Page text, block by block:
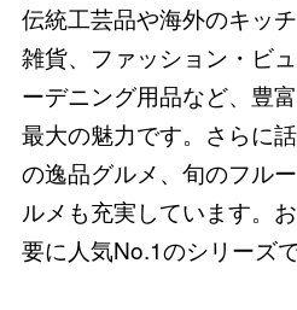
伝統工芸品や海外のキッ
雑貨、ファッション・ビ
ーデニング用品など、豊
最大の魅力です。さらに
の逸品グルメ、旬のフル
ルメも充実しています。
要に人気No.1のシリーズで